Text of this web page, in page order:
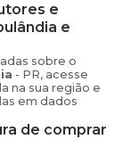
e
e
sobre o
- PR, acesse
na sua região e
em dados
de comprar